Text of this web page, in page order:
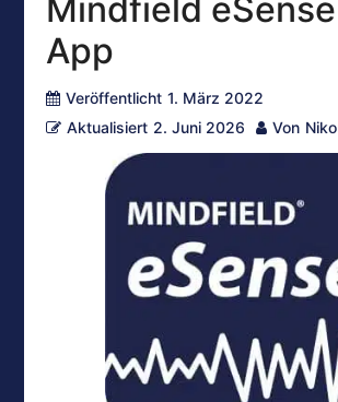
Mindfield eSense
App
Veröffentlicht 1. März 2022
Aktualisiert 2. Juni 2026 Von Niko